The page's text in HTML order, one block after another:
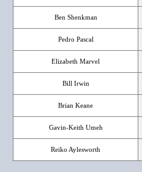
Ben Shenkman
Pedro Pascal
Elizabeth Marvel
Bill Irwin
Brian Keane
Gavin-Keith Umeh
Reiko Aylesworth